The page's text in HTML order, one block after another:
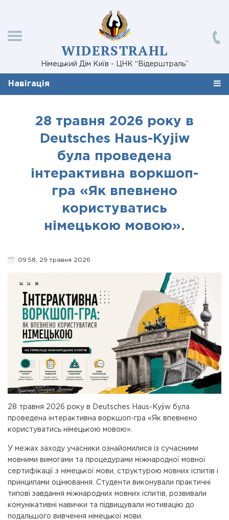
WIDERSTRAHL
Німецький Дім Київ - ЦНК “Відерштраль”
Навігація
28 травня 2026 року в
Deutsches Haus-Kyjiw
була проведена
інтерактивна воркшоп-
гра «Як впевнено
користуватись
німецькою мовою».
09:58, 29 травня 2026
28 травня 2026 року в Deutsches Haus-Kyjiw була
проведена інтерактивна воркшоп-гра «Як впевнено
користуватись німецькою мовою».
У межах заходу учасники ознайомилися із сучасними
мовними вимогами та процедурами міжнародної мовної
сертифікації з німецької мови, структурою мовних іспитів і
принципами оцінювання. Студенти виконували практичні
типові завдання міжнародних мовних іспитів, розвивали
комунікативні навички та підвищували мотивацію до
подальшого вивчення німецької мови.